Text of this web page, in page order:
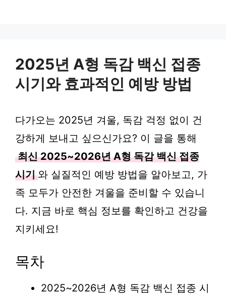
2025년 A형 독감 백신 접종
시기와 효과적인 예방 방법
다가오는 2025년 겨울, 독감 걱정 없이 건
강하게 보내고 싶으신가요? 이 글을 통해
최신 2025~2026년 A형 독감 백신 접종
시기 와 실질적인 예방 방법을 알아보고, 가
족 모두가 안전한 겨울을 준비할 수 있습니
다. 지금 바로 핵심 정보를 확인하고 건강을
지키세요!
목차
2025~2026년 A형 독감 백신 접종 시